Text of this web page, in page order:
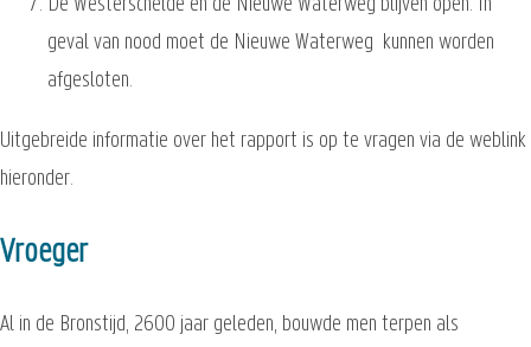
De Westerschelde en de Nieuwe Waterweg blijven open. In
geval van nood moet de Nieuwe Waterweg kunnen worden
afgesloten.
Uitgebreide informatie over het rapport is op te vragen via de weblink
hieronder.
Vroeger
Al in de Bronstijd, 2600 jaar geleden, bouwde men terpen als